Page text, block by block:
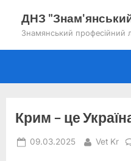
ДНЗ
Знамянський професійний
Крим – це
Posted
09.03.2025 By
Vet Kr